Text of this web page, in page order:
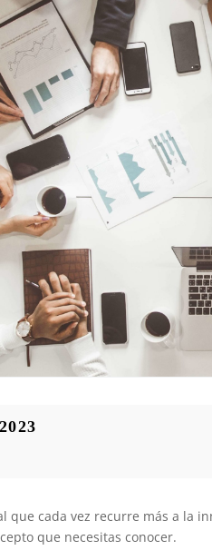
que cada vez recurre más a la
que necesitas conocer.